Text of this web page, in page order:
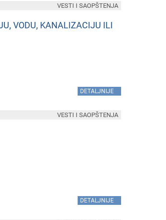
VODU, KANALIZACIJU ILI
DETALJNIJE
VESTI I SAOPŠTENJA
DETALJNIJE
VESTI I SAOPŠTENJA